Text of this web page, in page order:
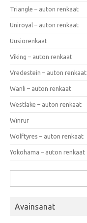
Triangle – auton renkaat
Uniroyal – auton renkaat
Uusiorenkaat
Viking – auton renkaat
Vredestein – auton renkaat
Wanli – auton renkaat
Westlake – auton renkaat
Winrur
Wolftyres – auton renkaat
Yokohama – auton renkaat
Avainsanat